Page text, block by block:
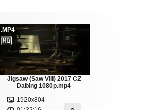
.MP4
Jigsaw (Saw VIII) 2017 CZ
Dabing 1080p.mp4
1920x804